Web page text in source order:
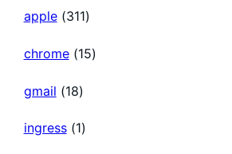
ペ
ー
ジ
apple(311)
chrome(15)
gmail (18)
ingress(1)